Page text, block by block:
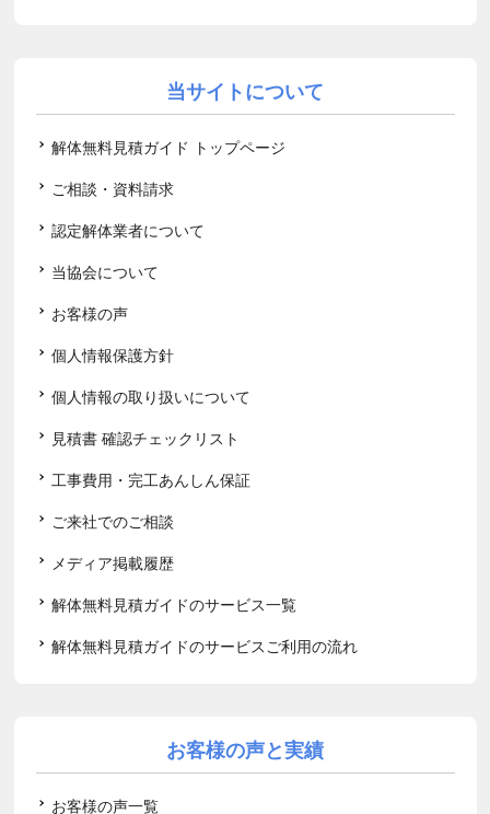
当サイトについて
解体無料見積ガイド トップページ
ご相談・資料請求
認定解体業者について
当協会について
お客様の声
個人情報保護方針
個人情報の取り扱いについて
見積書 確認チェックリスト
工事費用・完工あんしん保証
ご来社でのご相談
メディア掲載履歴
解体無料見積ガイドのサービス一覧
解体無料見積ガイドのサービスご利用の流れ
お客様の声と実績
お客様の声一覧